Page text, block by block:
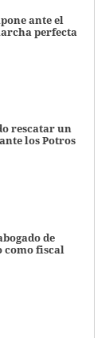
ante el
perfecta
rescatar un
los Potros
de
como fiscal